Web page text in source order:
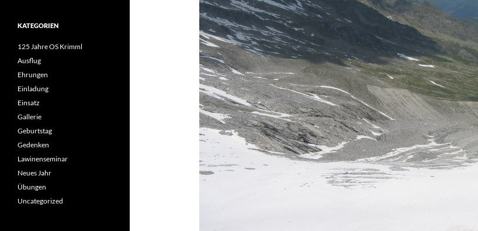
KATEGORIEN
125 Jahre OS Krimml
Ausflug
Ehrungen
Einladung
Einsatz
Gallerie
Geburtstag
Gedenken
Lawinenseminar
Neues Jahr
Übungen
Uncategorized